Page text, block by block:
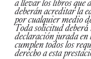
a llevar los libros que
deberán acreditar la
por cualquier medio
Toda solicitud
declaración jurada en
cumplen todos los
derecho a esta